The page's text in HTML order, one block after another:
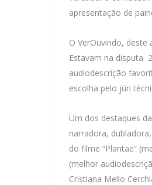
apresentação de
O VerOuvindo,
Estavam na disputa
audiodescrição
escolha pelo júri
Um dos destaques
narradora,
do filme “Plantae”
(melhor
Cristiana Mello